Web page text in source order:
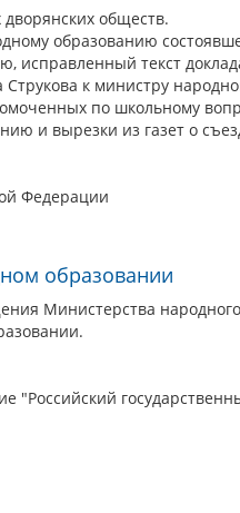
обществ.
образованию
исправленный текст
Струкова к министру
по школьному
и вырезки из газет о
Федерации
образовании
Министерства
"Российский